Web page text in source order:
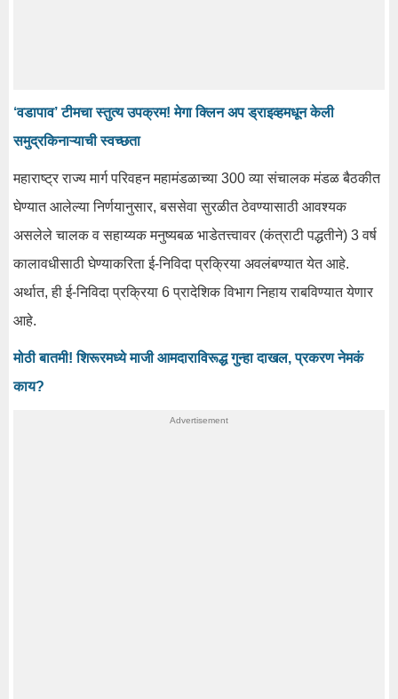
‘वडापाव’ टीमचा स्तुत्य उपक्रम! मेगा क्लिन अप ड्राइव्हमधून केली
समुद्रकिनाऱ्याची स्वच्छता
महाराष्ट्र राज्य मार्ग परिवहन महामंडळाच्या 300 व्या संचालक मंडळ बैठकीत
घेण्यात आलेल्या निर्णयानुसार, बससेवा सुरळीत ठेवण्यासाठी आवश्यक
असलेले चालक व सहाय्यक मनुष्यबळ भाडेतत्त्वावर (कंत्राटी पद्धतीने) 3 वर्ष
कालावधीसाठी घेण्याकरिता ई-निविदा प्रक्रिया अवलंबण्यात येत आहे.
अर्थात, ही ई-निविदा प्रक्रिया 6 प्रादेशिक विभाग निहाय राबविण्यात येणार
आहे.
मोठी बातमी! शिरूरमध्ये माजी आमदाराविरूद्ध गुन्हा दाखल, प्रकरण नेमकं
काय?